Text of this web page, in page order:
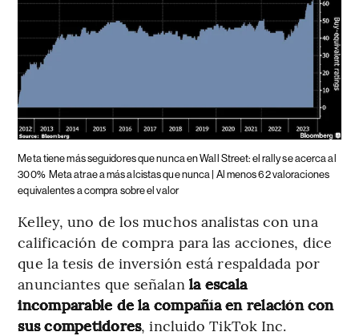
Meta tiene más seguidores que nunca en Wall Street: el rally se acerca al
300% Meta atrae a más alcistas que nunca | Al menos 62 valoraciones
equivalentes a compra sobre el valor
Kelley, uno de los muchos analistas con una
calificación de compra para las acciones, dice
que la tesis de inversión está respaldada por
anunciantes que señalan la escala
incomparable de la compañía en relación con
sus competidores, incluido TikTok Inc.